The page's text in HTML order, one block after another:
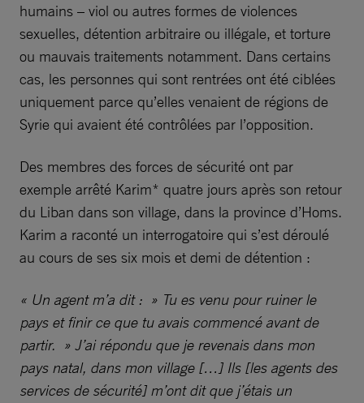
humains – viol ou autres formes de violences
sexuelles, détention arbitraire ou illégale, et torture
ou mauvais traitements notamment. Dans certains
cas, les personnes qui sont rentrées ont été ciblées
uniquement parce qu’elles venaient de régions de
Syrie qui avaient été contrôlées par l’opposition.
Des membres des forces de sécurité ont par
exemple arrêté Karim* quatre jours après son retour
du Liban dans son village, dans la province d’Homs.
Karim a raconté un interrogatoire qui s’est déroulé
au cours de ses six mois et demi de détention :
« Un agent m’a dit : » Tu es venu pour ruiner le
pays et finir ce que tu avais commencé avant de
partir. » J’ai répondu que je revenais dans mon
pays natal, dans mon village […] Ils [les agents des
services de sécurité] m’ont dit que j’étais un